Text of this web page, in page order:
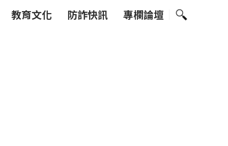
教育文化 防詐快訊 專欄論壇